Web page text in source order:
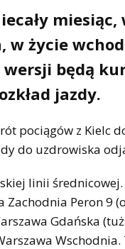
w życie
wersji będą
jazdy.
pociągów z Kielc
do uzdrowiska
linii
Zachodnia Peron
Gdańska